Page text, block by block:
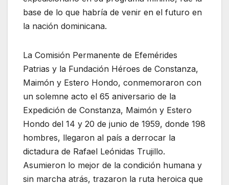
base de lo que habría de venir en el futuro en
la nación dominicana.
La Comisión Permanente de Efemérides
Patrias y la Fundación Héroes de Constanza,
Maimón y Estero Hondo, conmemoraron con
un solemne acto el 65 aniversario de la
Expedición de Constanza, Maimón y Estero
Hondo del 14 y 20 de junio de 1959, donde 198
hombres, llegaron al país a derrocar la
dictadura de Rafael Leónidas Trujillo.
Asumieron lo mejor de la condición humana y
sin marcha atrás, trazaron la ruta heroica que